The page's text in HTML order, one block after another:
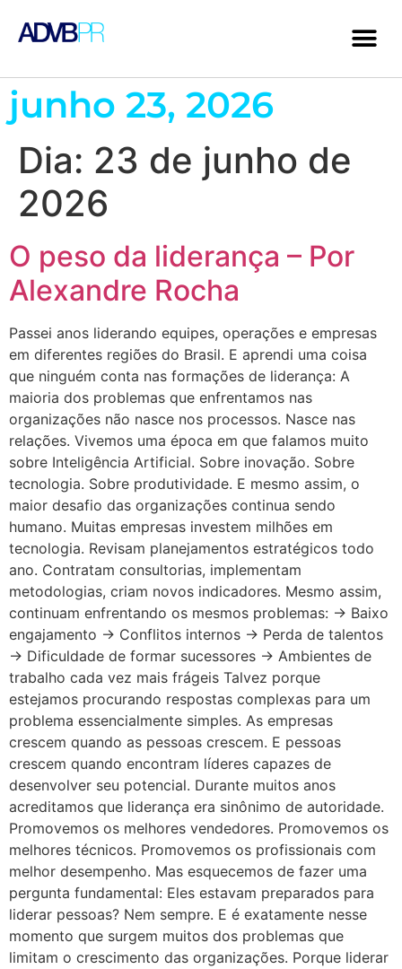
junho 23, 2026
Dia: 23 de junho de
2026
O peso da liderança – Por
Alexandre Rocha
Passei anos liderando equipes, operações e empresas
em diferentes regiões do Brasil. E aprendi uma coisa
que ninguém conta nas formações de liderança: A
maioria dos problemas que enfrentamos nas
organizações não nasce nos processos. Nasce nas
relações. Vivemos uma época em que falamos muito
sobre Inteligência Artificial. Sobre inovação. Sobre
tecnologia. Sobre produtividade. E mesmo assim, o
maior desafio das organizações continua sendo
humano. Muitas empresas investem milhões em
tecnologia. Revisam planejamentos estratégicos todo
ano. Contratam consultorias, implementam
metodologias, criam novos indicadores. Mesmo assim,
continuam enfrentando os mesmos problemas: → Baixo
engajamento → Conflitos internos → Perda de talentos
→ Dificuldade de formar sucessores → Ambientes de
trabalho cada vez mais frágeis Talvez porque
estejamos procurando respostas complexas para um
problema essencialmente simples. As empresas
crescem quando as pessoas crescem. E pessoas
crescem quando encontram líderes capazes de
desenvolver seu potencial. Durante muitos anos
acreditamos que liderança era sinônimo de autoridade.
Promovemos os melhores vendedores. Promovemos os
melhores técnicos. Promovemos os profissionais com
melhor desempenho. Mas esquecemos de fazer uma
pergunta fundamental: Eles estavam preparados para
liderar pessoas? Nem sempre. E é exatamente nesse
momento que surgem muitos dos problemas que
limitam o crescimento das organizações. Porque liderar